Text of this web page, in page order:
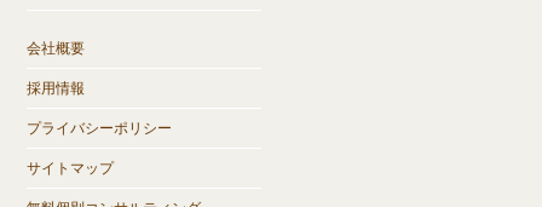
会社概要
採用情報
プライバシーポリシー
サイトマップ